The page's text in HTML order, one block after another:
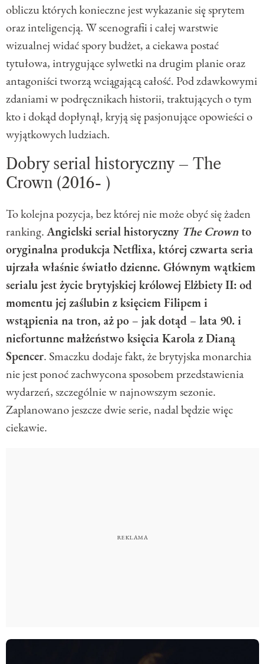
obliczu których konieczne jest wykazanie się sprytem
oraz inteligencją. W scenografii i całej warstwie
wizualnej widać spory budżet, a ciekawa postać
tytułowa, intrygujące sylwetki na drugim planie oraz
antagoniści tworzą wciągającą całość. Pod zdawkowymi
zdaniami w podręcznikach historii, traktujących o tym
kto i dokąd dopłynął, kryją się pasjonujące opowieści o
wyjątkowych ludziach.
Dobry serial historyczny – The
Crown (2016- )
To kolejna pozycja, bez której nie może obyć się żaden
ranking.Angielski serial historyczny The Crownto
oryginalna produkcja Netflixa, której czwarta seria
ujrzała właśnie światło dzienne. Głównym wątkiem
serialu jest życie brytyjskiej królowej Elżbiety II: od
momentu jej zaślubin z księciem Filipem i
wstąpienia na tron, aż po – jak dotąd – lata 90. i
niefortunne małżeństwo księcia Karola z Dianą
Spencer. Smaczku dodaje fakt, że brytyjska monarchia
nie jest ponoć zachwycona sposobem przedstawienia
wydarzeń, szczególnie w najnowszym sezonie.
Zaplanowano jeszcze dwie serie, nadal będzie więc
ciekawie.